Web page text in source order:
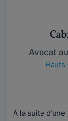
Avocat
A la suite